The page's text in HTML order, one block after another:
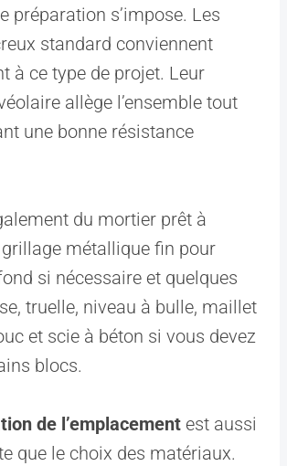
préparation s’impose. Les
standard conviennent
à ce type de projet. Leur
allège l’ensemble tout
une bonne résistance
du mortier prêt à
grillage métallique fin pour
si nécessaire et quelques
truelle, niveau à bulle, maillet
et scie à béton si vous devez
blocs.
de l’emplacement est aussi
que le choix des matériaux.